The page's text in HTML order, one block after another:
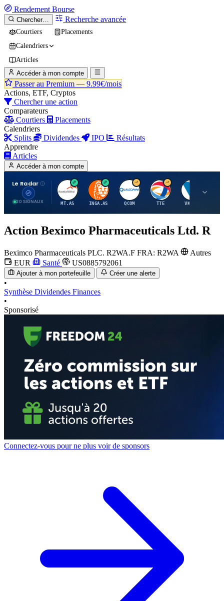
Rendement Bourse
Chercher… Recherche avancée
Courtiers
Placements
Calendriers
Articles
Accéder à mon compte
Passer au Premium — 9.99€/mois
Actions, ETF, Cryptos
Chercher une action
Comparateurs
Courtiers
Placements
Calendriers
Splits
Dividendes IPO
Résultats
Apprendre
Articles
Accéder à mon compte
Le Radar
20 SIGNAUX
A
MT.AS
I
INGA.AS
Q
QCOM
T
TTE VK.PA
Action Beximco Pharmaceuticals Ltd. R
Beximco Pharmaceuticals PLC. R2WA.F FRA: R2WA
Autres
EUR
Santé US0885792061
Ajouter à mon portefeuille Créer une alerte
•
Synthèse Dividendes Finances
•
Sponsorisé
Connectez-vous pour ne plus voir de sponsors